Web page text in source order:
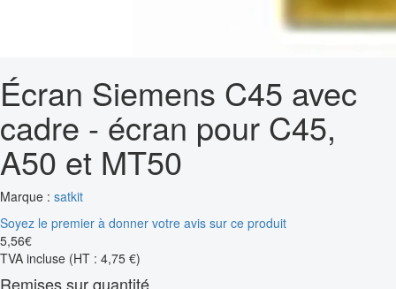
Écran Siemens C45 avec
cadre - écran pour C45,
A50 et MT50
Marque : satkit
Soyez le premier à donner votre avis sur ce produit
5,56€
TVA incluse (HT : 4,75 €)
Remises sur quantité